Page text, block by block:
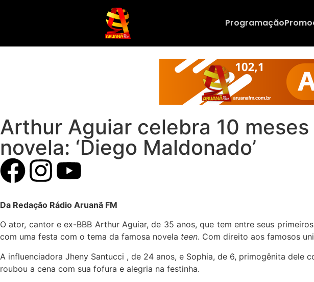
Programação
Arthur Aguiar celebra 10
novela: ‘Diego Maldonado’
Da Redação Rádio Aruanã FM
O ator, cantor e ex-BBB Arthur Aguiar, de 35 anos, que tem entre seus
com uma festa com o tema da famosa novela teen. Com direito aos famosos
A influenciadora Jheny Santucci , de 24 anos, e Sophia, de 6, primogênita dele
roubou a cena com sua fofura e alegria na festinha.